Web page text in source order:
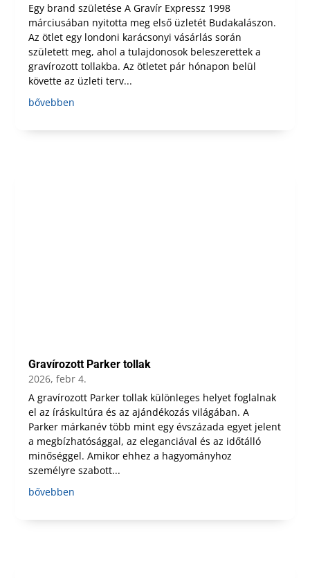
Egy brand születése A Gravír Expressz 1998
márciusában nyitotta meg első üzletét Budakalászon.
Az ötlet egy londoni karácsonyi vásárlás során
született meg, ahol a tulajdonosok beleszerettek a
gravírozott tollakba. Az ötletet pár hónapon belül
követte az üzleti terv...
bővebben
Gravírozott Parker tollak
2026, febr 4.
A gravírozott Parker tollak különleges helyet foglalnak
el az íráskultúra és az ajándékozás világában. A
Parker márkanév több mint egy évszázada egyet jelent
a megbízhatósággal, az eleganciával és az időtálló
minőséggel. Amikor ehhez a hagyományhoz
személyre szabott...
bővebben